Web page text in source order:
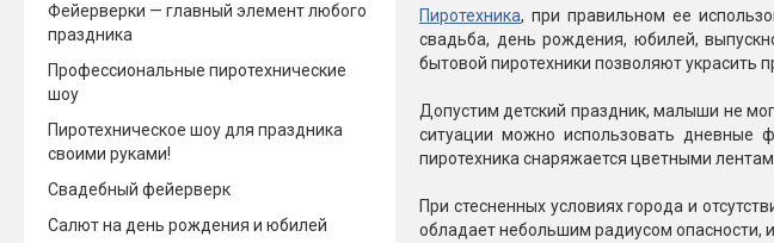
Распродажа бенгальских огней
Новинки 2025/26
Фейерверки на свадьбу
Фейерверк-шоу
Батареи салютов
Пневмохлопушки
Терочные
Фитильные
Корсары
Фейерверки — главный элемент любого
праздника
Профессиональные пиротехнические
шоу
Пиротехническое шоу для праздника
своими руками!
Свадебный фейерверк
Салют на день рождения и юбилей
Пиротехника, при правильном ее
свадьба, день рождения, юбилей,
бытовой пиротехники позволяют украсить
Допустим детский праздник, малыши не
ситуации можно использовать дневные
пиротехника снаряжается цветными
При стесненных условиях города и
обладает небольшим радиусом опасности,